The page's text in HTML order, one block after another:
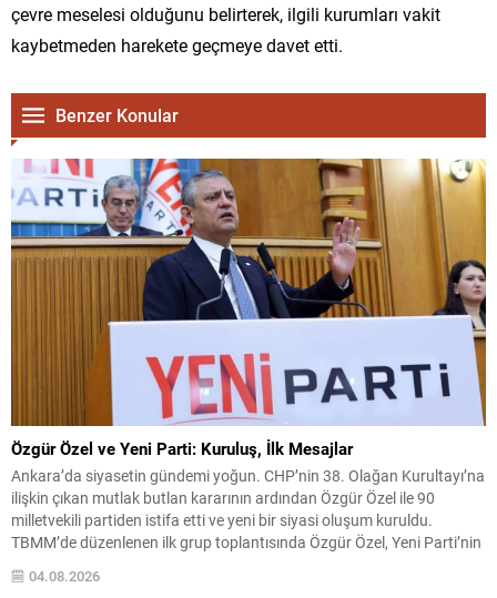
çevre meselesi olduğunu belirterek, ilgili kurumları vakit
kaybetmeden harekete geçmeye davet etti.
Benzer Konular
Özgür Özel ve Yeni Parti: Kuruluş, İlk Mesajlar
Ankara’da siyasetin gündemi yoğun. CHP’nin 38. Olağan Kurultayı’na
ilişkin çıkan mutlak butlan kararının ardından Özgür Özel ile 90
milletvekili partiden istifa etti ve yeni bir siyasi oluşum kuruldu.
TBMM’de düzenlenen ilk grup toplantısında Özgür Özel, Yeni Parti’nin
tamamlayıp ilk grup toplantısını...
04.08.2026